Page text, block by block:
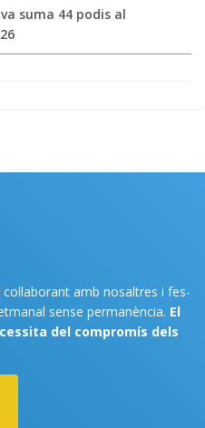
suma 44 podis al
amb nosaltres i fes-
sense permanència. El
del compromís dels